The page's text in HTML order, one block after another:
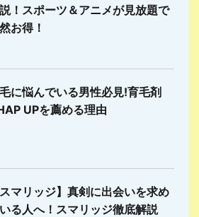
！スポーツ＆アニメが見放題で
お得！
に悩んでいる男性必見!育毛剤
UPを薦める理由
スマリッジ】真剣に出会いを求め
る人へ！スマリッジ徹底解説